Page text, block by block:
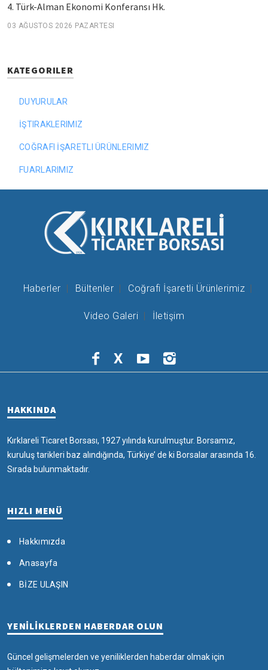
4. Türk-Alman Ekonomi Konferansı Hk.
03 AĞUSTOS 2026 PAZARTESI
KATEGORILER
DUYURULAR
İŞTIRAKLERIMIZ
COĞRAFI İŞARETLI ÜRÜNLERIMIZ
FUARLARIMIZ
Haberler Bültenler Coğrafi İşaretli Ürünlerimiz
Video Galeri İletişim
X
HAKKINDA
Kırklareli Ticaret Borsası, 1927 yılında kurulmuştur. Borsamız,
kuruluş tarikleri baz alındığında, Türkiye’ de ki Borsalar arasında 16.
Sırada bulunmaktadır.
HIZLI MENÜ
Hakkımızda
Anasayfa
BİZE ULAŞIN
YENİLİKLERDEN HABERDAR OLUN
Güncel gelişmelerden ve yeniliklerden haberdar olmak için